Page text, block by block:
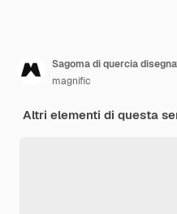
Sagoma di quercia
magnific
Altri elementi di questa